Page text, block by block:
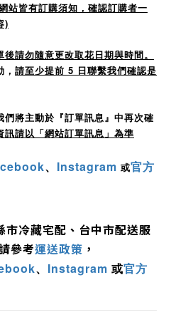
站皆有訂購須知，確認訂購者一
)
後請勿隨意更改取花日期與時間。
請至少提前 5 日聯繫我們確認是
將主動於『訂單訊息』中再次確
訊請以「網站訂單訊息」為準
、 Instagram 或官方
冷藏宅配、 台中市配送服
參考運送政策 ，
、 Instagram 或官方